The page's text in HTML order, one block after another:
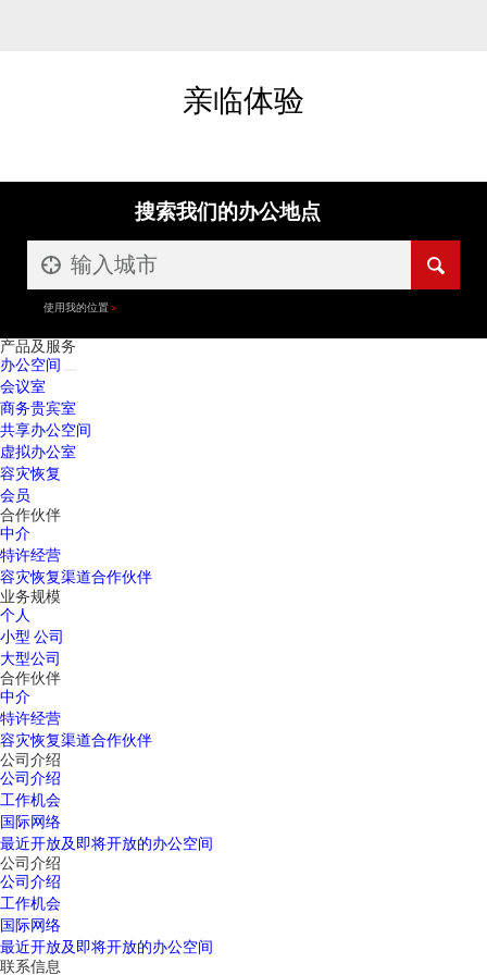
亲临体验
搜索我们的办公地点
使用我的位置
产品及服务
办公空间
会议室
商务贵宾室
共享办公空间
虚拟办公室
容灾恢复
会员
合作伙伴
中介
特许经营
容灾恢复渠道合作伙伴
业务规模
个人
小型 公司
大型公司
合作伙伴
中介
特许经营
容灾恢复渠道合作伙伴
公司介绍
公司介绍
工作机会
国际网络
最近开放及即将开放的办公空间
公司介绍
公司介绍
工作机会
国际网络
最近开放及即将开放的办公空间
联系信息